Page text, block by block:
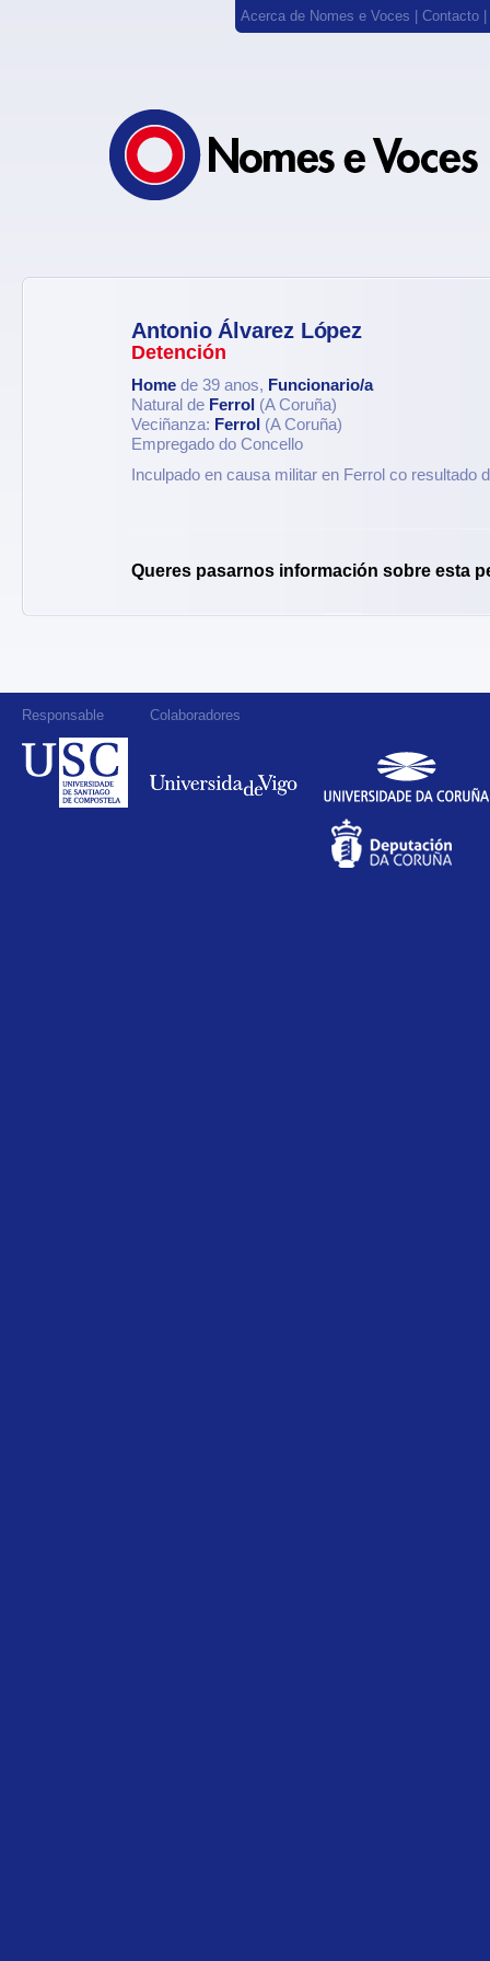
Acerca de Nomes e Voces Contacto
Antonio Álvarez López
Detención
Home de 39 anos, Funcionario/a
Natural de Ferrol (A Coruña)
Veciñanza: Ferrol (A Coruña)
Empregado do Concello
Inculpado en causa militar en Ferrol co resultado
Queres pasarnos información sobre esta
Responsable Colaboradores